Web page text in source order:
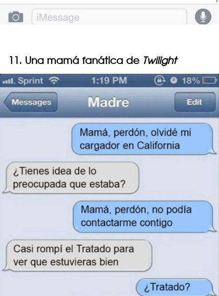
11. Una mamá fanática de Twilight